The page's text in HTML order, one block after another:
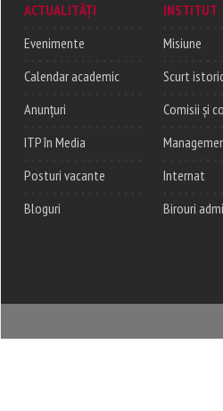
ACTUALITĂȚI
Evenimente
Calendar academic
Anunțuri
ITP în Media
Posturi vacante
Bloguri
INSTITUT
Misiune
Scurt
Comisii și
Internat
Birouri